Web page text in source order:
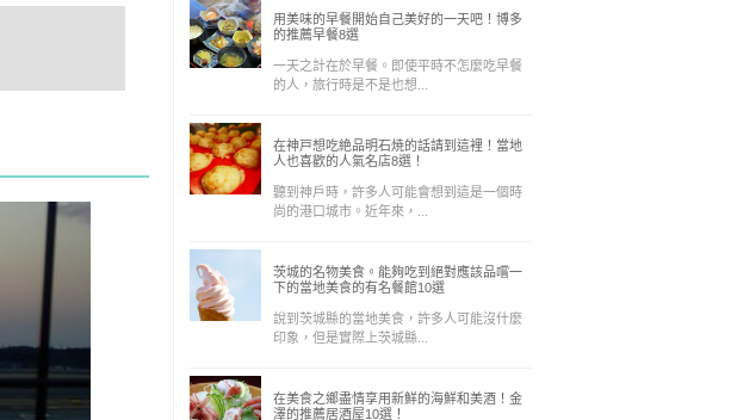
用美味的早餐開始自己美好的一天吧！博多
的推薦早餐8選
一天之計在於早餐。即使平時不怎麼吃早餐
的人，旅行時是不是也想...
在神戸想吃絶品明石焼的話請到這裡！當地
人也喜歡的人氣名店8選！
聽到神戶時，許多人可能會想到這是一個時
尚的港口城市。近年來，...
茨城的名物美食。能夠吃到絕對應該品嚐一
下的當地美食的有名餐館10選
說到茨城縣的當地美食，許多人可能沒什麼
印象，但是實際上茨城縣...
在美食之鄉盡情享用新鮮的海鮮和美酒！金
澤的推薦居酒屋10選！